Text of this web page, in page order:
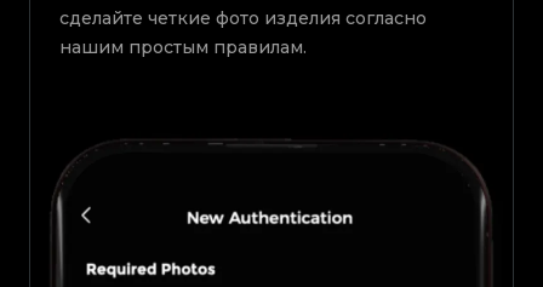
сделайте четкие фото изделия согласно
нашим простым правилам.